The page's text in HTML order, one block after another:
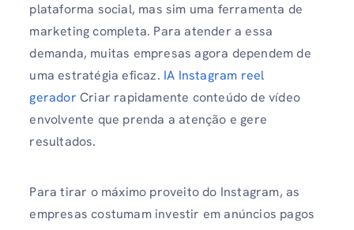
plataforma social, mas sim uma ferramenta de
marketing completa. Para atender a essa
demanda, muitas empresas agora dependem de
uma estratégia eficaz. IA Instagram reel
gerador Criar rapidamente conteúdo de vídeo
envolvente que prenda a atenção e gere
resultados.
Para tirar o máximo proveito do Instagram, as
empresas costumam investir em anúncios pagos